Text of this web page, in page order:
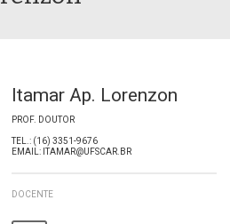
Itamar Ap. Lorenzon
PROF. DOUTOR
TEL.: (16) 3351-9676
EMAIL: ITAMAR@UFSCAR.BR
DOCENTE